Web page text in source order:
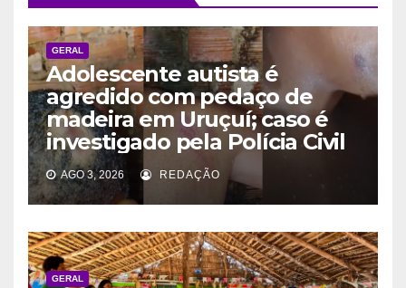
GERAL
Adolescente autista é
agredido com pedaço de
madeira em Uruçuí; caso é
investigado pela Polícia Civil
AGO 3, 2026 REDAÇÃO
GERAL